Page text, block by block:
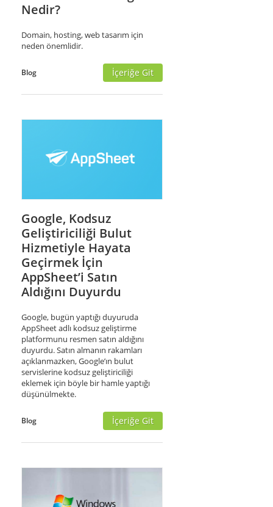
Nedir?
Domain, hosting, web tasarım için
neden önemlidir.
Blog İçeriğe Git
Google, Kodsuz
Geliştiriciliği Bulut
Hizmetiyle Hayata
Geçirmek İçin
AppSheet’i Satın
Aldığını Duyurdu
Google, bugün yaptığı duyuruda
AppSheet adlı kodsuz geliştirme
platformunu resmen satın aldığını
duyurdu. Satın almanın rakamları
açıklanmazken, Google’ın bulut
servislerine kodsuz geliştiriciliği
eklemek için böyle bir hamle yaptığı
düşünülmekte.
Blog İçeriğe Git